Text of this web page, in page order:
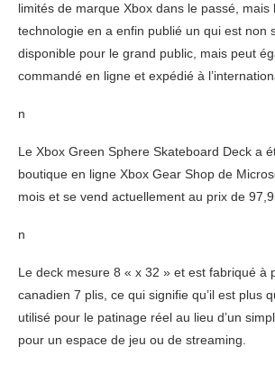
limités de marque Xbox dans le passé, mais
technologie en a enfin publié un qui est non
disponible pour le grand public, mais peut
commandé en ligne et expédié à
n
Le Xbox Green Sphere Skateboard Deck a
boutique en ligne Xbox Gear Shop de
mois et se vend actuellement au prix de
n
Le deck mesure 8 « x 32 » et est fabriqué à
canadien 7 plis, ce qui signifie qu’il est plus
utilisé pour le patinage réel au lieu d’un
pour un espace de jeu ou de streaming.